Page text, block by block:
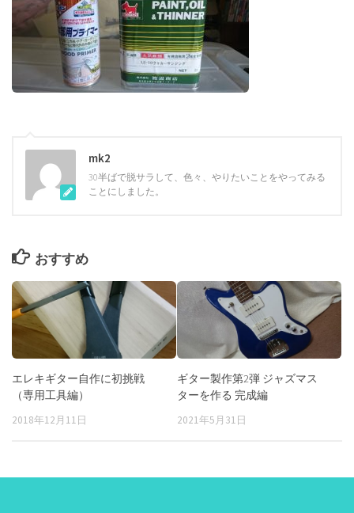
mk2
30半ばで脱サラして、色々、やりたいことをやってみる
ことにしました。
おすすめ
エレキギター自作に初挑戦
（専用工具編）
2018年12月11日
ギター製作第2弾 ジャズマス
ターを作る 完成編
2021年5月31日